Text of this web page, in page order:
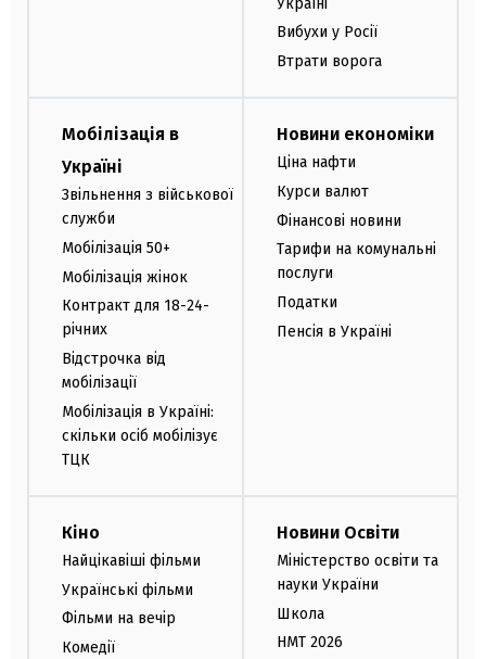
Вибухи у Росії
Втрати ворога
Мобілізація в
Україні
Звільнення з військової
служби
Мобілізація 50+
Мобілізація жінок
Контракт для 18-24-
річних
Відстрочка від
мобілізації
Мобілізація в Україні:
скільки осіб мобілізує
ТЦК
Новини економіки
Ціна нафти
Курси валют
Фінансові новини
Тарифи на комунальні
послуги
Податки
Пенсія в Україні
Кіно
Найцікавіші фільми
Українські фільми
Фільми на вечір
Комедії
Новини Освіти
Міністерство освіти та
науки України
Школа
НМТ 2026